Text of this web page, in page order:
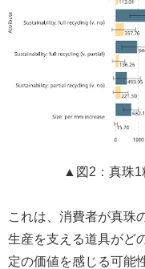
▲図2：真珠1
これは、消費者が真珠
生産を支える道具がど
定の価値を感じる可能